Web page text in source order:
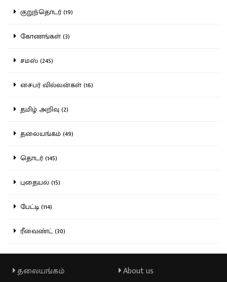
குறுந்தொடர் (19)
கோணங்கள் (3)
சமஸ் (245)
சைபர் வில்லன்கள் (16)
தமிழ் அறிவு (2)
தலையங்கம் (49)
தொடர் (145)
புதையல் (15)
பேட்டி (114)
ரீவைண்ட் (30)
தலையங்கம்
About us